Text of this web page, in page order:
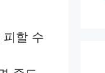
할 수